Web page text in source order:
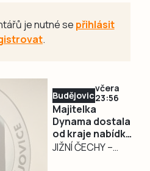
je nutné se přihlásit
.
Budějovicko
včera
23:56
Majitelka
Dynama dostala
od kraje nabídku
na odkup akcií za
JIŽNÍ ČECHY –